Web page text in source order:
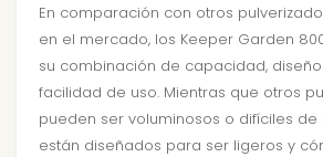
En comparación con otros
en el mercado, los Keeper Garden
su combinación de capacidad,
facilidad de uso. Mientras que otros
pueden ser voluminosos o difíciles de
están diseñados para ser ligeros y